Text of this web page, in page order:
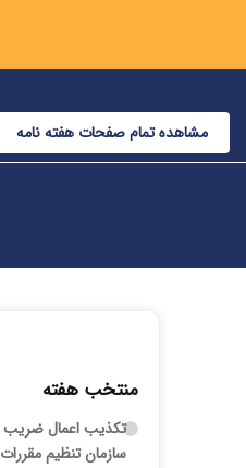
مشاهده تمام صفحات هفته نامه
منتخب هفته
سازمان تنظیم مقررات